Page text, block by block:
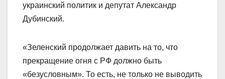
украинский политик и депутат Александр
Дубинский.
«Зеленский продолжает давить на то, что
прекращение огня с РФ должно быть
«безусловным». То есть, не только не выводить